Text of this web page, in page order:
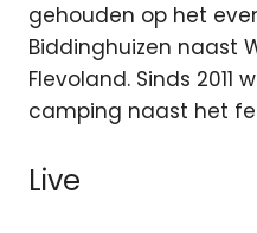
gehouden op het
Biddinghuizen naast
Flevoland. Sinds 2011
camping naast het
Live